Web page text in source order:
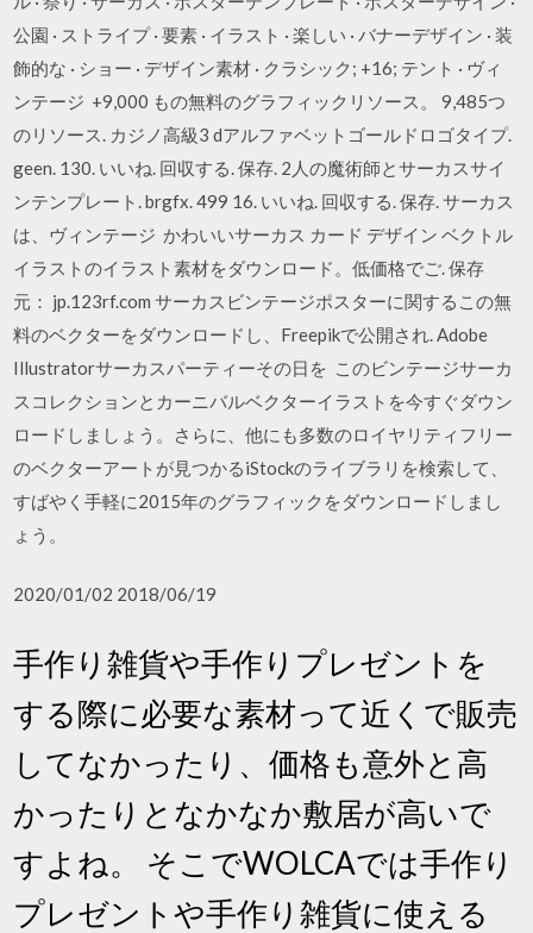
公園 · ストライプ · 要素 · イラスト · 楽しい · バナーデザイン · 装
飾的な · ショー · デザイン素材 · クラシック; +16; テント · ヴィ
ンテージ +9,000 もの無料のグラフィックリソース。 9,485つ
のリソース. カジノ高級3 dアルファベットゴールドロゴタイプ.
geen. 130. いいね. 回収する. 保存. 2人の魔術師とサーカスサイ
ンテンプレート. brgfx. 499 16. いいね. 回収する. 保存. サーカス
は、ヴィンテージ かわいいサーカス カード デザイン ベクトル
イラストのイラスト素材をダウンロード。低価格でご. 保存
元： jp.123rf.com サーカスビンテージポスターに関するこの無
料のベクターをダウンロードし、Freepikで公開され. Adobe
Illustratorサーカスパーティーその日を このビンテージサーカ
スコレクションとカーニバルベクターイラストを今すぐダウン
ロードしましょう。さらに、他にも多数のロイヤリティフリー
のベクターアートが見つかるiStockのライブラリを検索して、
すばやく手軽に2015年のグラフィックをダウンロードしまし
ょう。
2020/01/02 2018/06/19
手作り雑貨や手作りプレゼントを
する際に必要な素材って近くで販売
してなかったり、価格も意外と高
かったりとなかなか敷居が高いで
すよね。 そこでWOLCAでは手作り
プレゼントや手作り雑貨に使える